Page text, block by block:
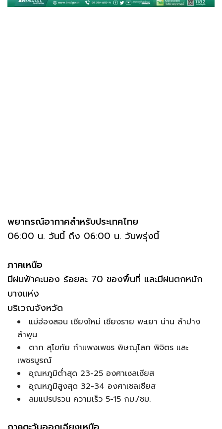
พยากรณ์อากาศสำหรับประเทศไทย
06:00 น. วันนี้ ถึง 06:00 น. วันพรุ่งนี้
ภาคเหนือ
มีฝนฟ้าคะนอง ร้อยละ 70 ของพื้นที่ และมีฝนตกหนัก
บางแห่ง
บริเวณจังหวัด
แม่ฮ่องสอน เชียงใหม่ เชียงราย พะเยา น่าน ลำปาง
ลำพูน
ตาก สุโขทัย กำแพงเพชร พิษณุโลก พิจิตร และ
เพชรบูรณ์
อุณหภูมิต่ำสุด 23-25 องศาเซลเซียส
อุณหภูมิสูงสุด 32-34 องศาเซลเซียส
ลมแปรปรวน ความเร็ว 5-15 กม./ชม.